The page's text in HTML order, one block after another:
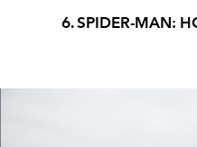
6. SPIDER-MAN: